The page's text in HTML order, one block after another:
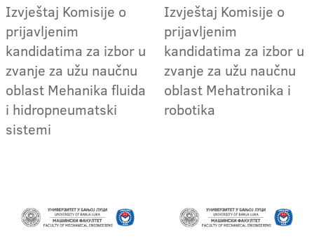
Izvještaj Komisije o
prijavljenim
kandidatima za izbor u
zvanje za užu naučnu
oblast Mehanika fluida
i hidropneumatski
sistemi
Izvještaj Komisije o
prijavljenim
kandidatima za izbor u
zvanje za užu naučnu
oblast Mehatronika i
robotika